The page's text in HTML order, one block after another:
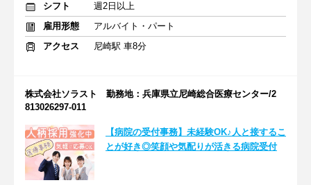
シフト
週2日以上
雇用形態
アルバイト・パート
アクセス
尼崎駅 車8分
株式会社ソラスト 勤務地：兵庫県立尼崎総合医療センター/2
813026297-011
【病院の受付事務】未経験OK♪人と接するこ
とが好き◎笑顔や気配りが活きる病院受付